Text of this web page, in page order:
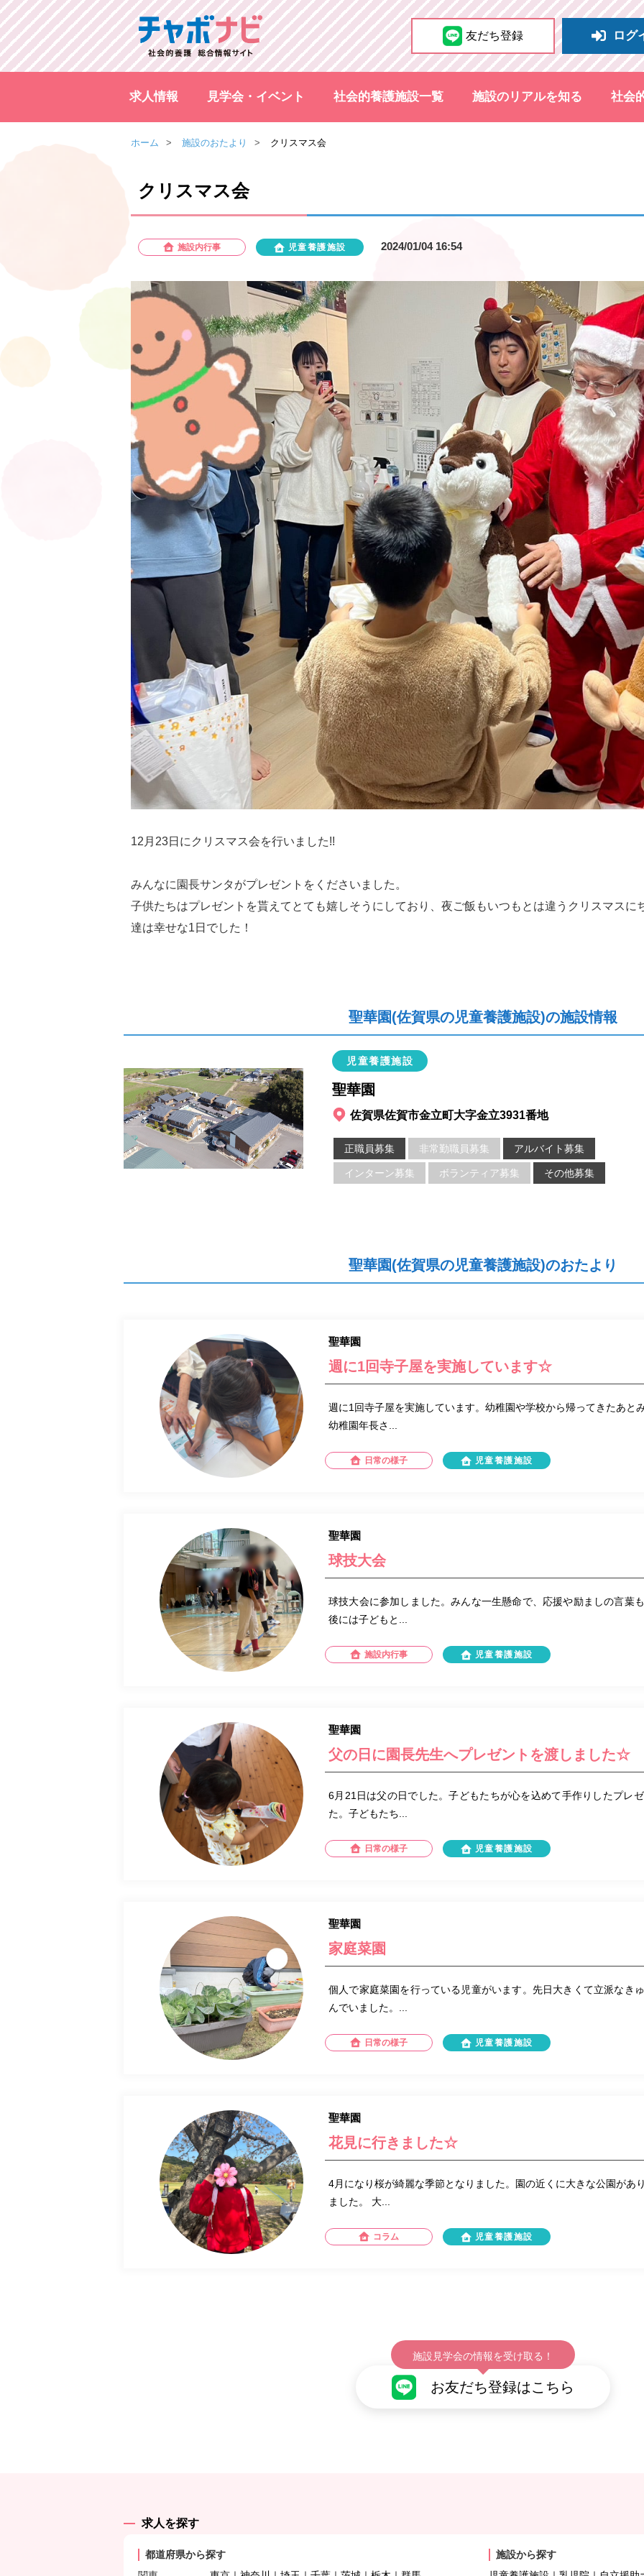
友だち登録 ログ
求人情報 見学会・イベント 社会的養護施設一覧 施設のリアルを知る 社会
ホーム 施設のおたより クリスマス会
クリスマス会
施設内行事 児童養護施設 2024/01/04 16:54
12月23日にクリスマス会を行いました!!
みんなに園長サンタがプレゼントをくださいました。
子供たちはプレゼントを貰えてとても嬉しそうにしており、夜ご飯もいつもとは違うクリスマスに
達は幸せな1日でした！
聖華園(佐賀県の児童養護施設)の施設情報
児童養護施設
聖華園
佐賀県佐賀市金立町大字金立3931番地
正職員募集 非常勤職員募集 アルバイト募集
インターン募集 ボランティア募集 その他募集
聖華園(佐賀県の児童養護施設)のおたより
聖華園
週に1回寺子屋を実施しています☆
週に1回寺子屋を実施しています。幼稚園や学校から帰ってきたあと
幼稚園年長さ...
日常の様子 児童養護施設
聖華園
球技大会
球技大会に参加しました。みんな一生懸命で、応援や励ましの言葉
後には子どもと...
施設内行事 児童養護施設
聖華園
父の日に園長先生へプレゼントを渡しました☆
6月21日は父の日でした。子どもたちが心を込めて手作りしたプレ
た。子どもたち...
日常の様子 児童養護施設
聖華園
家庭菜園
個人で家庭菜園を行っている児童がいます。先日大きくて立派なき
んでいました。...
日常の様子 児童養護施設
聖華園
花見に行きました☆
4月になり桜が綺麗な季節となりました。園の近くに大きな公園があ
ました。 大...
コラム 児童養護施設
施設見学会の情報を受け取る！
お友だち登録はこちら
求人を探す
都道府県から探す
施設から探す